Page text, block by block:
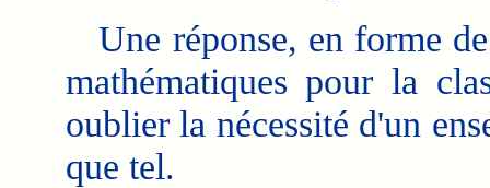
Une réponse, en forme
mathématiques pour la
oublier la nécessité d'un
que tel.